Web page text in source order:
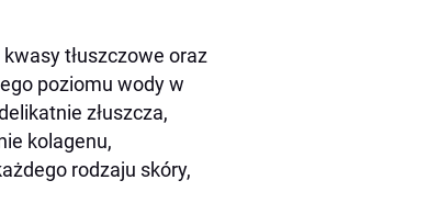
tłuszczowe oraz
poziomu wody w
złuszcza,
kolagenu,
rodzaju skóry,